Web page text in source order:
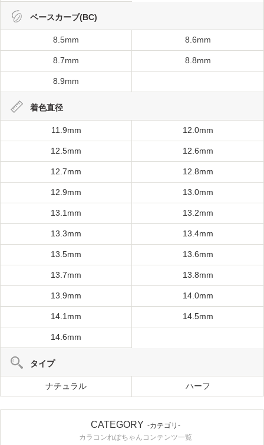
ベースカーブ(BC)
8.5mm 8.6mm
8.7mm 8.8mm
8.9mm
着色直径
11.9mm 12.0mm
12.5mm 12.6mm
12.7mm 12.8mm
12.9mm 13.0mm
13.1mm 13.2mm
13.3mm 13.4mm
13.5mm 13.6mm
13.7mm 13.8mm
13.9mm 14.0mm
14.1mm 14.5mm
14.6mm
タイプ
ナチュラル ハーフ
CATEGORY -カテゴリ-
カラコンれぽちゃんコンテンツ一覧